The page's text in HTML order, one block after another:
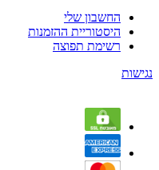
החשבון שלי
היסטוריית ההזמנות
רשימת תפוצה
נגישות